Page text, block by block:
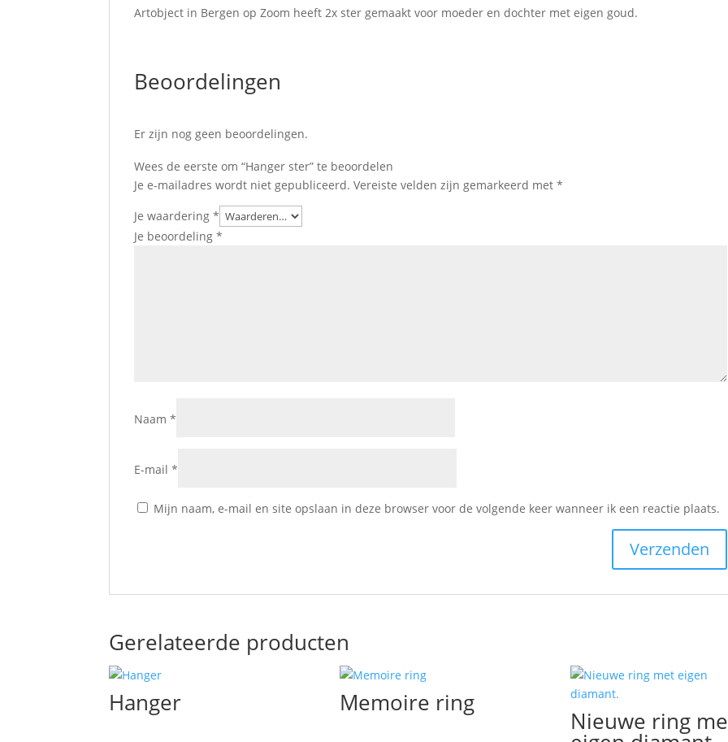
Artobject in Bergen op Zoom heeft 2x ster gemaakt voor moeder en dochter met eigen goud.
Beoordelingen
Er zijn nog geen beoordelingen.
Wees de eerste om “Hanger ster” te beoordelen
Je e-mailadres wordt niet gepubliceerd. Vereiste velden zijn gemarkeerd met*
Je waardering*
Je beoordeling*
Naam*
E-mail*
Mijn naam, e-mail en site opslaan in deze browser voor de volgende keer wanneer ik een reactie plaats.
Gerelateerde producten
Hanger Memoire ring
Nieuwe ring